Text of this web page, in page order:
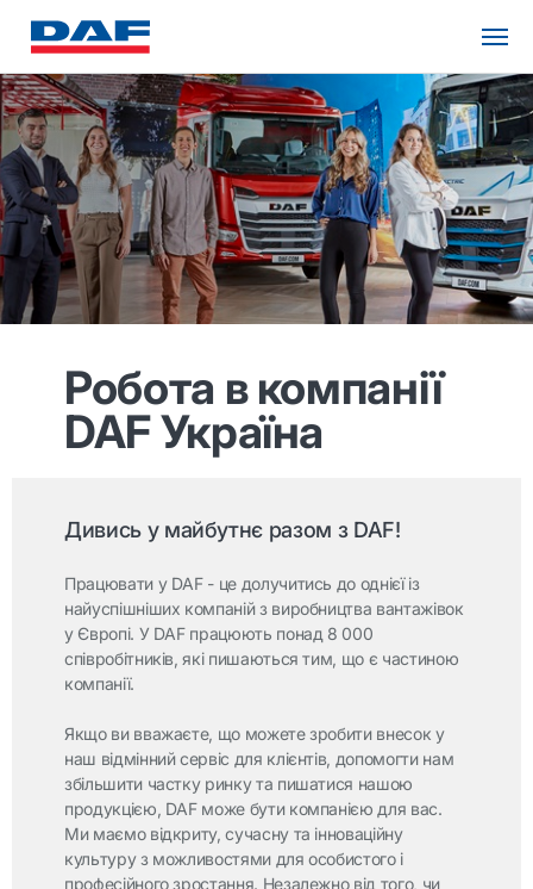
Робота в компанії
DAF Україна
Дивись у майбутнє разом з DAF!
Працювати у DAF - це долучитись до однієї із
найуспішніших компаній з виробництва вантажівок
у Європі. У DAF працюють понад 8 000
співробітників, які пишаються тим, що є частиною
компанії.
Якщо ви вважаєте, що можете зробити внесок у
наш відмінний сервіс для клієнтів, допомогти нам
збільшити частку ринку та пишатися нашою
продукцією, DAF може бути компанією для вас.
Ми маємо відкриту, сучасну та інноваційну
культуру з можливостями для особистого і
професійного зростання. Незалежно від того, чи